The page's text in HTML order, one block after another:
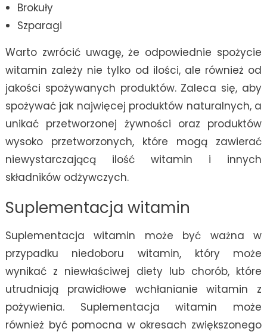
Brokuły
Szparagi
Warto zwrócić uwagę, że odpowiednie spożycie
witamin zależy nie tylko od ilości, ale również od
jakości spożywanych produktów. Zaleca się, aby
spożywać jak najwięcej produktów naturalnych, a
unikać przetworzonej żywności oraz produktów
wysoko przetworzonych, które mogą zawierać
niewystarczającą ilość witamin i innych
składników odżywczych.
Suplementacja witamin
Suplementacja witamin może być ważna w
przypadku niedoboru witamin, który może
wynikać z niewłaściwej diety lub chorób, które
utrudniają prawidłowe wchłanianie witamin z
pożywienia. Suplementacja witamin może
również być pomocna w okresach zwiększonego